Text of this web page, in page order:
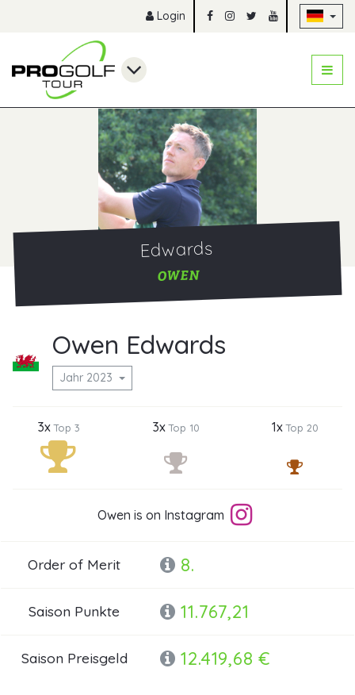
Login
Edwards
OWEN
Owen Edwards
Jahr 2023
3xTop 3 3xTop 10 1xTop 20
Owen is on Instagram
Order of Merit 8.
Saison Punkte 11.767,21
Saison Preisgeld 12.419,68 €